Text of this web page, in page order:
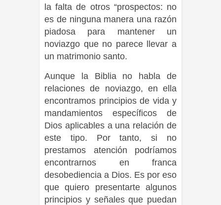
la falta de otros “prospectos: no
es de ninguna manera una razón
piadosa para mantener un
noviazgo que no parece llevar a
un matrimonio santo.
Aunque la Biblia no habla de
relaciones de noviazgo, en ella
encontramos principios de vida y
mandamientos específicos de
Dios aplicables a una relación de
este tipo. Por tanto, si no
prestamos atención podríamos
encontrarnos en franca
desobediencia a Dios. Es por eso
que quiero presentarte algunos
principios y señales que puedan